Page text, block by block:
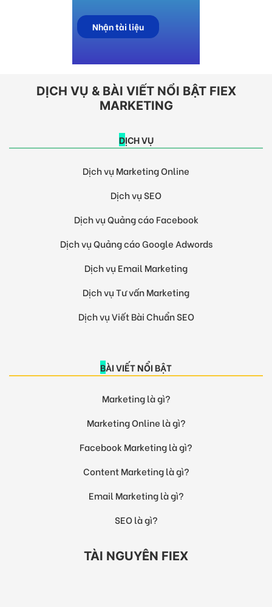
DỊCH VỤ & BÀI VIẾT NỔI BẬT FIEX
MARKETING
DỊCH VỤ
Dịch vụ Marketing Online
Dịch vụ SEO
Dịch vụ Quảng cáo Facebook
Dịch vụ Quảng cáo Google Adwords
Dịch vụ Email Marketing
Dịch vụ Tư vấn Marketing
Dịch vụ Viết Bài Chuẩn SEO
BÀI VIẾT NỔI BẬT
Marketing là gì?
Marketing Online là gì?
Facebook Marketing là gì?
Content Marketing là gì?
Email Marketing là gì?
SEO là gì?
TÀI NGUYÊN FIEX